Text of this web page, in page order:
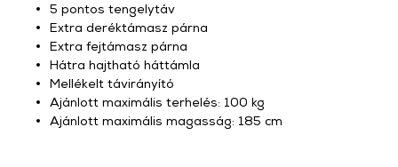
5 pontos tengelytáv
Extra deréktámasz párna
Extra fejtámasz párna
Hátra hajtható háttámla
Mellékelt távirányító
Ajánlott maximális terhelés: 100 kg
Ajánlott maximális magasság: 185 cm